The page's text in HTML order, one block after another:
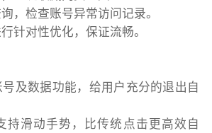
，检查账号异常访问记录。
针对性优化，保证流畅。
及数据功能，给用户充分的退出自
持滑动手势，比传统点击更高效自